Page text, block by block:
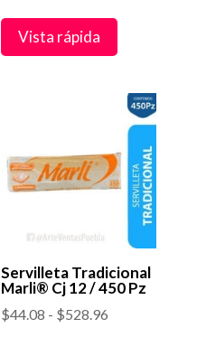
desde
hasta
$684.00
Vista rápida
Servilleta Tradicional
Marli® Cj 12 / 450 Pz
$44.08 - $528.96